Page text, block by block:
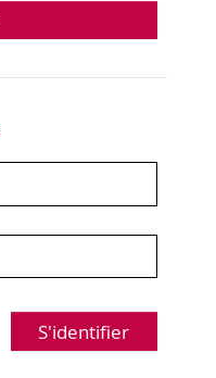
S'identifier